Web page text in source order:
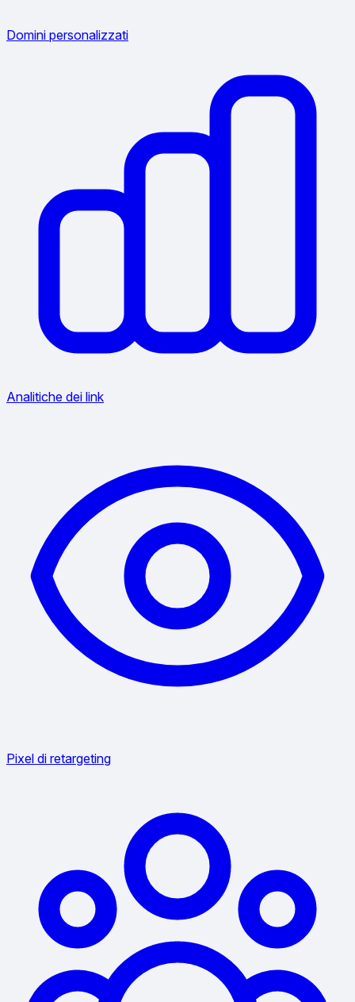
Domini personalizzati
Analitiche dei link
Pixel di retargeting